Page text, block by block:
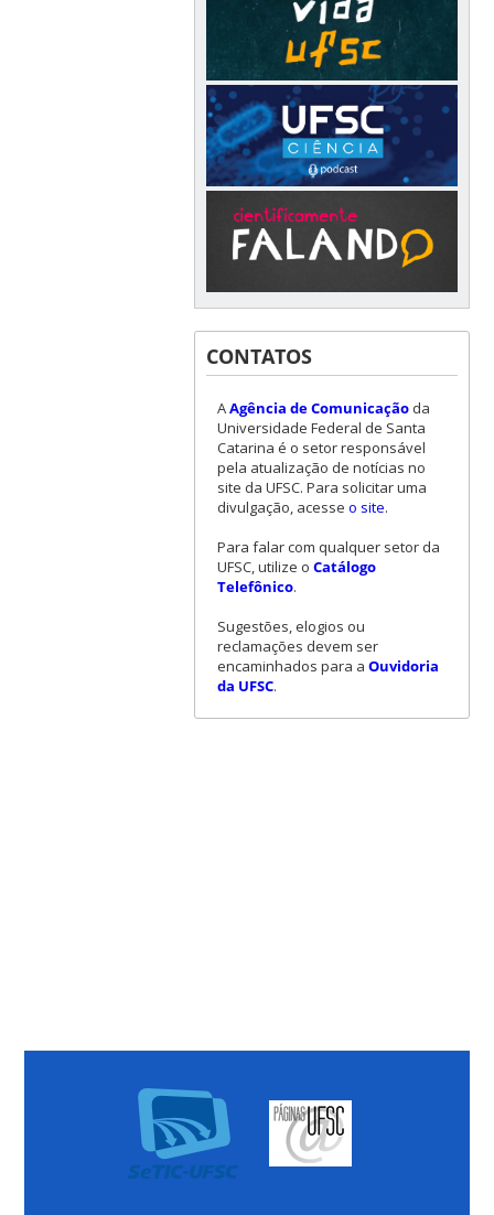
CONTATOS
AAgência de Comunicaçãoda
Universidade Federal de Santa
Catarina é o setor responsável
pela atualização de notícias no
site da UFSC. Para solicitar uma
divulgação, acesse o site.
Para falar com qualquer setor da
UFSC, utilize o Catálogo
Telefônico.
Sugestões, elogios ou
reclamações devem ser
encaminhados para a Ouvidoria
da UFSC.